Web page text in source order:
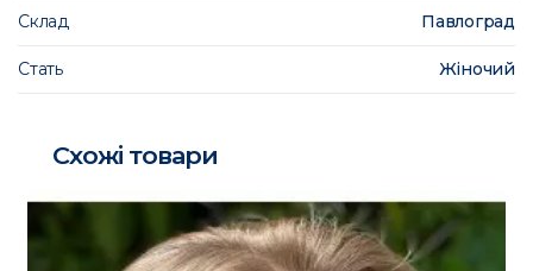
Склад Павлоград
Стать Жіночий
Схожі товари